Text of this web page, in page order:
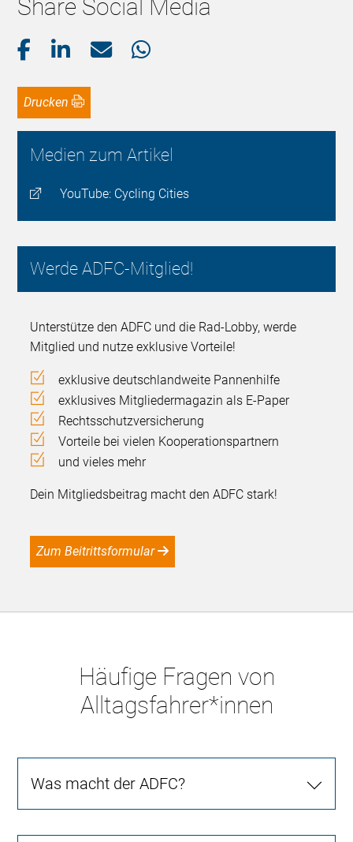
Share Social Media
Drucken
Medien zum Artikel
YouTube: Cycling Cities
Werde ADFC-Mitglied!
Unterstütze den ADFC und die Rad-Lobby, werde
Mitglied und nutze exklusive Vorteile!
exklusive deutschlandweite Pannenhilfe
exklusives Mitgliedermagazin als E-Paper
Rechtsschutzversicherung
Vorteile bei vielen Kooperationspartnern
und vieles mehr
Dein Mitgliedsbeitrag macht den ADFC stark!
Zum Beitrittsformular
Häufige Fragen von
Alltagsfahrer*innen
Was macht der ADFC?